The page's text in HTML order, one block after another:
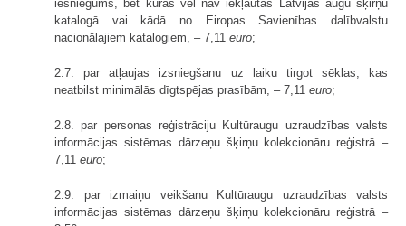
iesniegums, bet kuras vēl nav iekļautas Latvijas augu šķirņu
katalogā vai kādā no Eiropas Savienības dalībvalstu
nacionālajiem katalogiem, – 7,11 euro;
2.7. par atļaujas izsniegšanu uz laiku tirgot sēklas, kas
neatbilst minimālās dīgtspējas prasībām, – 7,11 euro;
2.8. par personas reģistrāciju Kultūraugu uzraudzības valsts
informācijas sistēmas dārzeņu šķirņu kolekcionāru reģistrā –
7,11 euro;
2.9. par izmaiņu veikšanu Kultūraugu uzraudzības valsts
informācijas sistēmas dārzeņu šķirņu kolekcionāru reģistrā –